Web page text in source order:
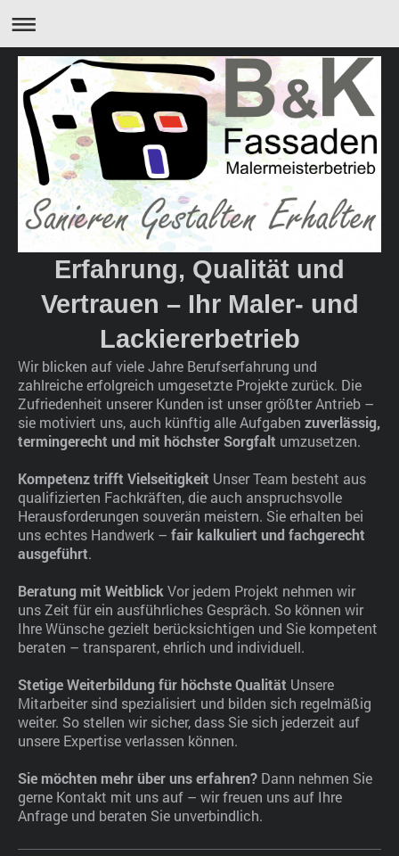
Erfahrung, Qualität und
Vertrauen – Ihr Maler- und
Lackiererbetrieb
Wir blicken auf viele Jahre Berufserfahrung und
zahlreiche erfolgreich umgesetzte Projekte zurück. Die
Zufriedenheit unserer Kunden ist unser größter Antrieb –
sie motiviert uns, auch künftig alle Aufgaben zuverlässig,
termingerecht und mit höchster Sorgfalt umzusetzen.
Kompetenz trifft Vielseitigkeit Unser Team besteht aus
qualifizierten Fachkräften, die auch anspruchsvolle
Herausforderungen souverän meistern. Sie erhalten bei
uns echtes Handwerk – fair kalkuliert und fachgerecht
ausgeführt.
Beratung mit WeitblickVor jedem Projekt nehmen wir
uns Zeit für ein ausführliches Gespräch. So können wir
Ihre Wünsche gezielt berücksichtigen und Sie kompetent
beraten – transparent, ehrlich und individuell.
Stetige Weiterbildung für höchste Qualität Unsere
Mitarbeiter sind spezialisiert und bilden sich regelmäßig
weiter. So stellen wir sicher, dass Sie sich jederzeit auf
unsere Expertise verlassen können.
Sie möchten mehr über uns erfahren? Dann nehmen Sie
gerne Kontakt mit uns auf – wir freuen uns auf Ihre
Anfrage und beraten Sie unverbindlich.